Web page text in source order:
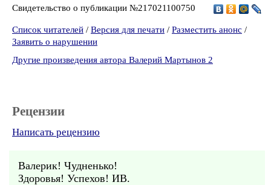
Свидетельство о публикации №217021100750
Список читателей / Версия для печати / Разместить анонс /
Заявить о нарушении
Другие произведения автора Валерий Мартынов 2
Рецензии
Написать рецензию
Валерик! Чудненько!
Здоровья! Успехов! ИВ.